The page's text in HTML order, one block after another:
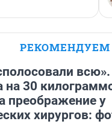
РЕКОМЕНДУЕМ
на 30
преображение у
хирургов: